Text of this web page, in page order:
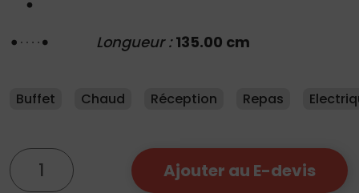
Longueur :135.00 cm
Buffet Chaud Réception Repas
quantité
de
Ajouter au E-devis